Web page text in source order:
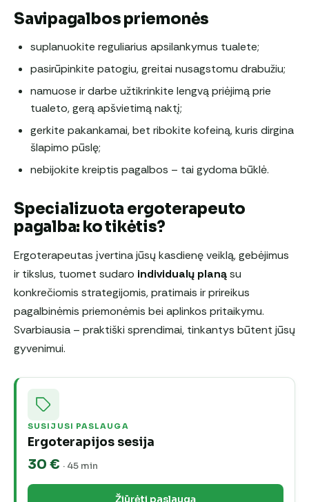
Savipagalbos priemonės
suplanuokite reguliarius apsilankymus tualete;
pasirūpinkite patogiu, greitai nusagstomu drabužiu;
namuose ir darbe užtikrinkite lengvą priėjimą prie
tualeto, gerą apšvietimą naktį;
gerkite pakankamai, bet ribokite kofeiną, kuris dirgina
šlapimo pūslę;
nebijokite kreiptis pagalbos – tai gydoma būklė.
Specializuota ergoterapeuto
pagalba: ko tikėtis?
Ergoterapeutas įvertina jūsų kasdienę veiklą, gebėjimus
ir tikslus, tuomet sudaro individualų planąsu
konkrečiomis strategijomis, pratimais ir prireikus
pagalbinėmis priemonėmis bei aplinkos pritaikymu.
Svarbiausia – praktiški sprendimai, tinkantys būtent jūsų
gyvenimui.
SUSIJUSI PASLAUGA
Ergoterapijos sesija
30 € · 45 min
Žiūrėti paslaugą